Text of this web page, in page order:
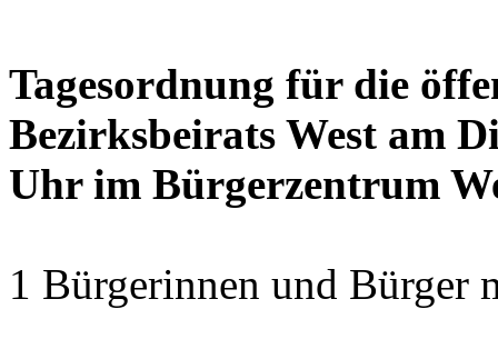
Tagesordnung für die
Bezirksbeirats West am
Uhr im Bürgerzentrum
1 Bürgerinnen und Bürger